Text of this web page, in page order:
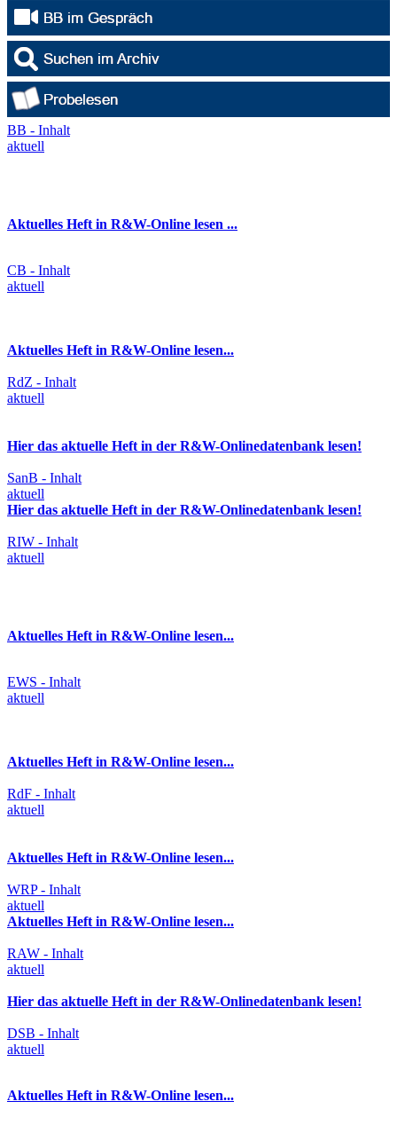
BB - Inhalt
aktuell
Aktuelles Heft in R&W-Online lesen ...
CB - Inhalt
aktuell
Aktuelles Heft in R&W-Online lesen...
RdZ - Inhalt
aktuell
Hier das aktuelle Heft in der R&W-Onlinedatenbank lesen!
SanB - Inhalt
aktuell
Hier das aktuelle Heft in der R&W-Onlinedatenbank lesen!
RIW - Inhalt
aktuell
Aktuelles Heft in R&W-Online lesen...
EWS - Inhalt
aktuell
Aktuelles Heft in R&W-Online lesen...
RdF - Inhalt
aktuell
Aktuelles Heft in R&W-Online lesen...
WRP - Inhalt
aktuell
Aktuelles Heft in R&W-Online lesen...
RAW - Inhalt
aktuell
Hier das aktuelle Heft in der R&W-Onlinedatenbank lesen!
DSB - Inhalt
aktuell
Aktuelles Heft in R&W-Online lesen...